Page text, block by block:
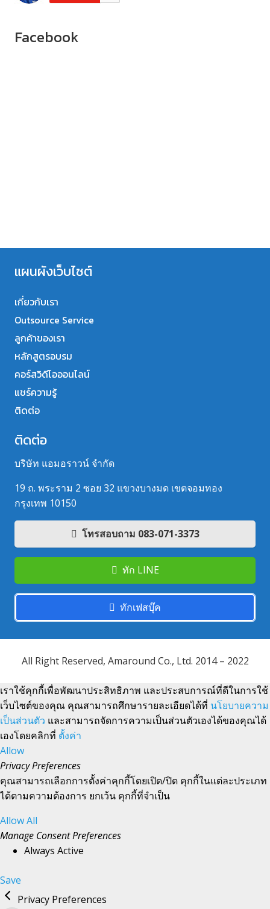
Facebook
แผนผังเว็บไซต์
เกี่ยวกับเรา
Outsource Service
ลูกค้าของเรา
หลักสูตรอบรม
คอร์สวิดีโอออนไลน์
แชร์ความรู้
ติดต่อ
ติดต่อ
บริษัท แอมอราวน์ จำกัด
19 ถ. พระราม 2 ซอย 32 แขวงบางมด เขตจอมทอง
กรุงเทพ 10150
โทรสอบถาม 083-071-3373
ทัก LINE
ทักเฟสบุ๊ค
All Right Reserved, Amaround Co., Ltd. 2014 – 2022
เราใช้คุกกี้เพื่อพัฒนาประสิทธิภาพ และประสบการณ์ที่ดีในการใช้
เว็บไซต์ของคุณ คุณสามารถศึกษารายละเอียดได้ที่ นโยบายความ
เป็นส่วนตัว และสามารถจัดการความเป็นส่วนตัวเองได้ของคุณได้
เองโดยคลิกที่ ตั้งค่า
Allow
Privacy Preferences
คุณสามารถเลือกการตั้งค่าคุกกี้โดยเปิด/ปิด คุกกี้ในแต่ละประเภท
ได้ตามความต้องการ ยกเว้น คุกกี้ที่จำเป็น
Allow All
Manage Consent Preferences
Always Active
Save
Privacy Preferences